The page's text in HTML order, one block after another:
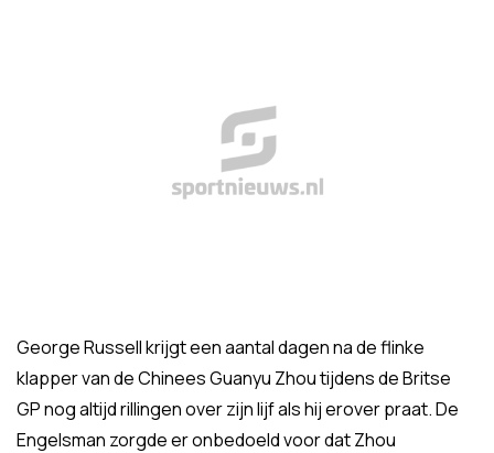
George Russell krijgt een aantal dagen na de flinke
klapper van de Chinees Guanyu Zhou tijdens de Britse
GP nog altijd rillingen over zijn lijf als hij erover praat. De
Engelsman zorgde er onbedoeld voor dat Zhou